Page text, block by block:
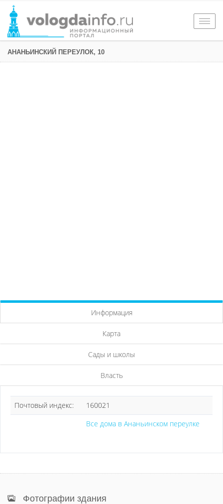
АНАНЬИНСКИЙ ПЕРЕУЛОК, 10
Информация
Карта
Сады и школы
Власть
Почтовый индекс:
160021
Все дома в Ананьинском переулке
Фотографии здания